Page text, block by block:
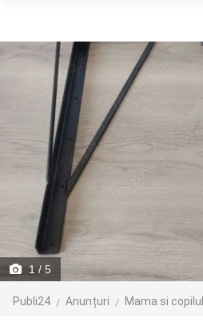
1 / 5
Publi24 Anunțuri Mama si copilul